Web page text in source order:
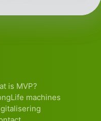
is MVP?
machines